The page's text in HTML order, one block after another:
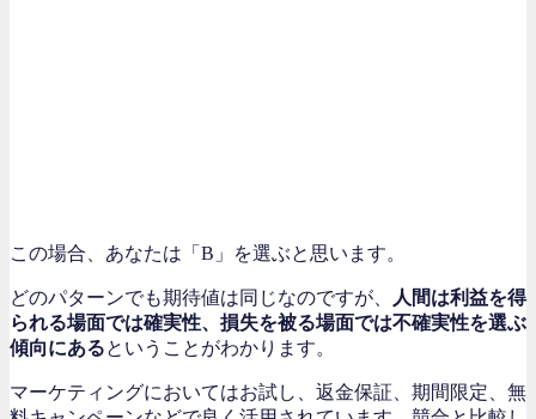
この場合、あなたは「B」を選ぶと思います。
どのパターンでも期待値は同じなのですが、
人間は利益を得
られる場面では確実性、損失を被る場面では不確実性を選ぶ
傾向にあるということがわかります。
マーケティングにおいてはお試し、返金保証、期間限定、無